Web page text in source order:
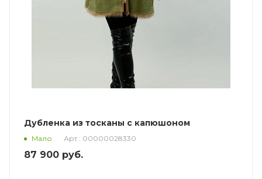
Дубленка из тосканы с капюшоном
Мало Арт.: 00000028330
87 900 руб.